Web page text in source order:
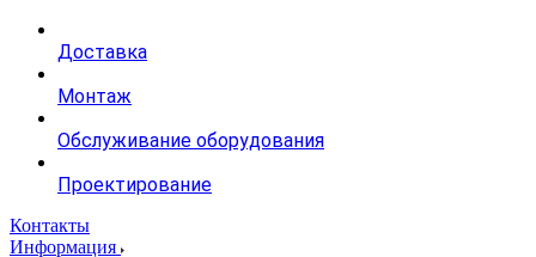
Доставка
Монтаж
Обслуживание оборудования
Проектирование
Контакты
Информация